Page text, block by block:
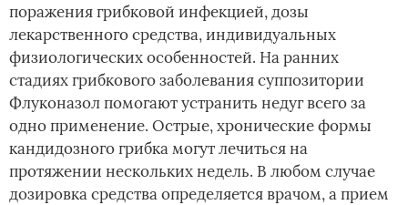
поражения грибковой инфекцией, дозы
лекарственного средства, индивидуальных
физиологических особенностей. На ранних
стадиях грибкового заболевания суппозитории
Флуконазол помогают устранить недуг всего за
одно применение. Острые, хронические формы
кандидозного грибка могут лечиться на
протяжении нескольких недель. В любом случае
дозировка средства определяется врачом, а прием